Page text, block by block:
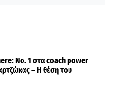
No. 1 στα coach power
– Η θέση του